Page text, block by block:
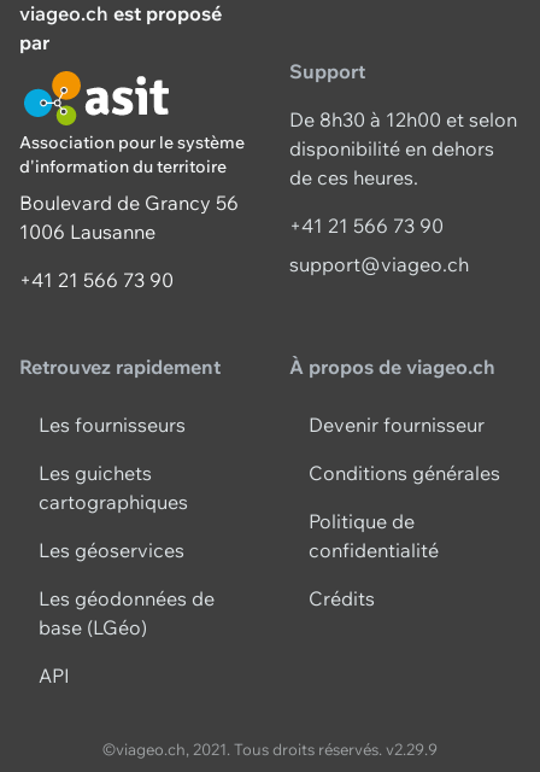
viageo.ch est proposé
par
Association pour le système
d'information du territoire
Boulevard de Grancy 56
1006 Lausanne
+41 21 566 73 90
Support
De 8h30 à 12h00 et selon
disponibilité en dehors
de ces heures.
+41 21 566 73 90
support@viageo.ch
Retrouvez rapidement
Les fournisseurs
Les guichets
cartographiques
Les géoservices
Les géodonnées de
base (LGéo)
API
À propos de viageo.ch
Devenir fournisseur
Conditions générales
Politique de
confidentialité
Crédits
©viageo.ch, 2021. Tous droits réservés. v2.29.9